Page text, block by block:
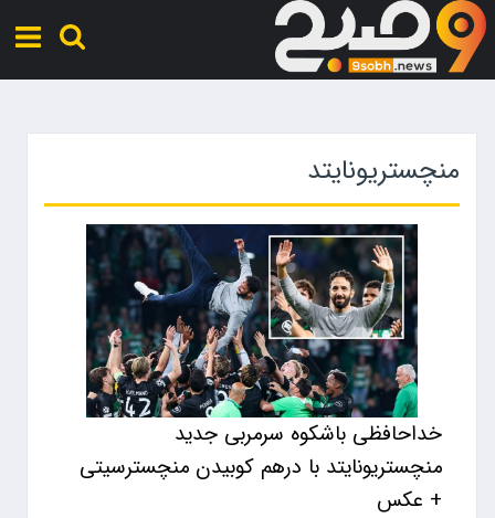
منچستریونایتد
خداحافظی باشکوه سرمربی جدید
منچستریونایتد با درهم کوبیدن منچسترسیتی
+ عکس